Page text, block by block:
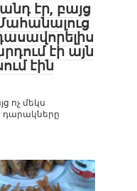
էր, բայց
էի այն
էին
ոչ մեկս
դարակները